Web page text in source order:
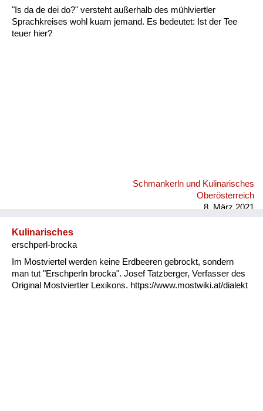
"Is da de dei do?" versteht außerhalb des mühlviertler
Sprachkreises wohl kuam jemand. Es bedeutet: Ist der Tee
teuer hier?
Schmankerln und Kulinarisches
Oberösterreich
8. März 2021
Kulinarisches
erschperl-brocka
Im Mostviertel werden keine Erdbeeren gebrockt, sondern
man tut "Erschperln brocka". Josef Tatzberger, Verfasser des
Original Mostviertler Lexikons. https://www.mostwiki.at/dialekt